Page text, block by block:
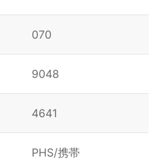
070
9048
4641
PHS/携帯